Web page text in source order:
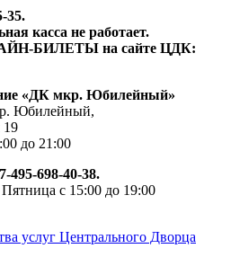
35.
касса не работает.
БИЛЕТЫ на сайте ЦДК:
«ДК мкр. Юбилейный»
Юбилейный,
19
до 21:00
495-698-40-38.
с 15:00 до 19:00
услуг Центрального Дворца